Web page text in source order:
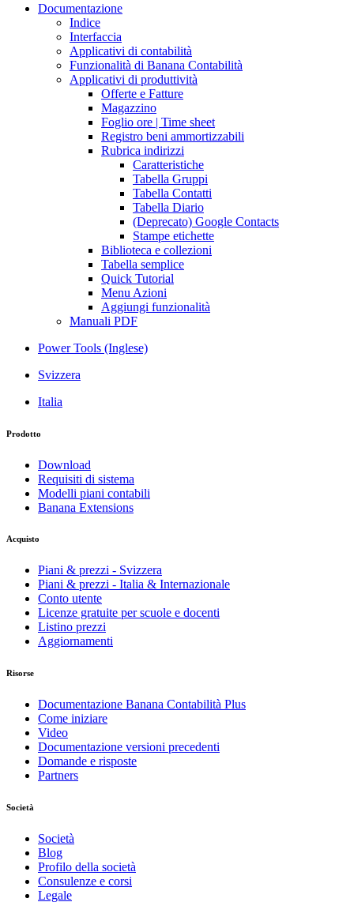
Documentazione
Indice
Interfaccia
Applicativi di contabilità
Funzionalità di Banana Contabilità
Applicativi di produttività
Offerte e Fatture
Magazzino
Foglio ore | Time sheet
Registro beni ammortizzabili
Rubrica indirizzi
Caratteristiche
Tabella Gruppi
Tabella Contatti
Tabella Diario
(Deprecato) Google Contacts
Stampe etichette
Biblioteca e collezioni
Tabella semplice
Quick Tutorial
Menu Azioni
Aggiungi funzionalità
Manuali PDF
Power Tools (Inglese)
Svizzera
Italia
Prodotto
Download
Requisiti di sistema
Modelli piani contabili
Banana Extensions
Acquisto
Piani & prezzi - Svizzera
Piani & prezzi - Italia & Internazionale
Conto utente
Licenze gratuite per scuole e docenti
Listino prezzi
Aggiornamenti
Risorse
Documentazione Banana Contabilità Plus
Come iniziare
Video
Documentazione versioni precedenti
Domande e risposte
Partners
Società
Società
Blog
Profilo della società
Consulenze e corsi
Legale